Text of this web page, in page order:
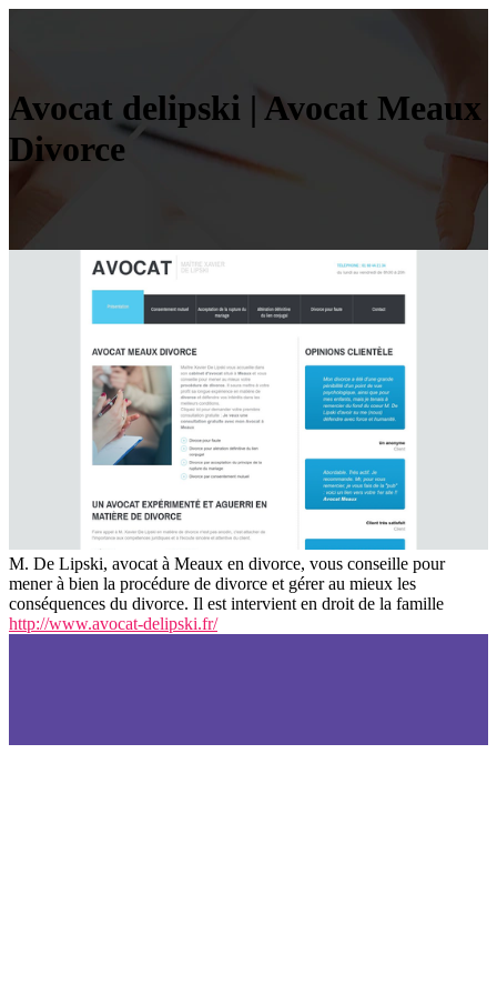
Avocat delipski | Avocat Meaux
Divorce
M. De Lipski, avocat à Meaux en divorce, vous conseille pour
mener à bien la procédure de divorce et gérer au mieux les
conséquences du divorce. Il est intervient en droit de la famille
http://www.avocat-delipski.fr/